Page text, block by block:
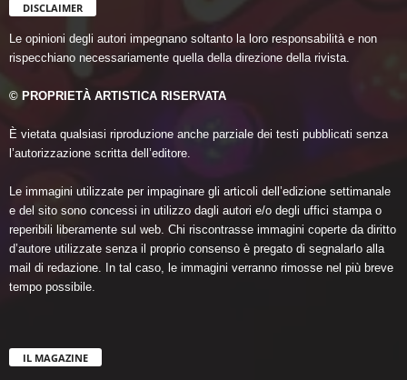
DISCLAIMER
Le opinioni degli autori impegnano soltanto la loro responsabilità e non
rispecchiano necessariamente quella della direzione della rivista.
© PROPRIETÀ ARTISTICA RISERVATA
È vietata qualsiasi riproduzione anche parziale dei testi pubblicati senza
l’autorizzazione scritta dell’editore.
Le immagini utilizzate per impaginare gli articoli dell’edizione settimanale
e del sito sono concessi in utilizzo dagli autori e/o degli uffici stampa o
reperibili liberamente sul web. Chi riscontrasse immagini coperte da diritto
d’autore utilizzate senza il proprio consenso è pregato di segnalarlo alla
mail di redazione. In tal caso, le immagini verranno rimosse nel più breve
tempo possibile.
IL MAGAZINE